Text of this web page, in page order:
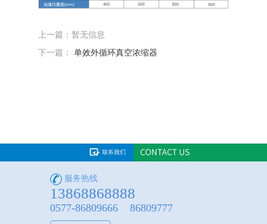
上一篇：暂无信息
下一篇： 单效外循环真空浓缩器
服务热线
13868868888
0577-86809666 86809777